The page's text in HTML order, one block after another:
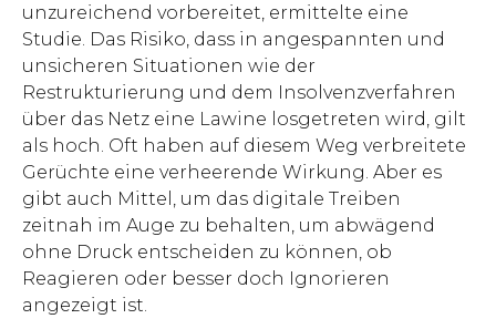
unzureichend vorbereitet, ermittelte eine
Studie. Das Risiko, dass in angespannten und
unsicheren Situationen wie der
Restrukturierung und dem Insolvenzverfahren
über das Netz eine Lawine losgetreten wird, gilt
als hoch. Oft haben auf diesem Weg verbreitete
Gerüchte eine verheerende Wirkung. Aber es
gibt auch Mittel, um das digitale Treiben
zeitnah im Auge zu behalten, um abwägend
ohne Druck entscheiden zu können, ob
Reagieren oder besser doch Ignorieren
angezeigt ist.